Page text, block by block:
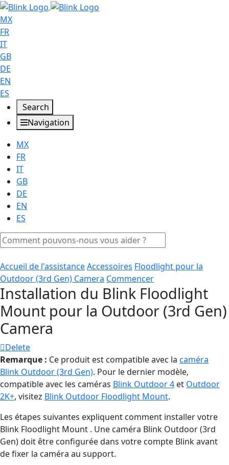
MX
FR
IT
GB
DE
EN
ES
Search
Navigation
MX
FR
IT
GB
DE
EN
ES
Accueil de l'assistanceAccessoires Floodlight pour la
Outdoor (3rd Gen) Camera Commencer
Installation du Blink Floodlight
Mount pour la Outdoor (3rd Gen)
Camera
Delete
Remarque : Ce produit est compatible avec la caméra
Blink Outdoor (3rd Gen). Pour le dernier modèle,
compatible avec les caméras Blink Outdoor 4 et Outdoor
2K+, visitez Blink Outdoor Floodlight Mount.
Les étapes suivantes expliquent comment installer votre
Blink Floodlight Mount . Une caméra Blink Outdoor (3rd
Gen) doit être configurée dans votre compte Blink avant
de fixer la caméra au support.